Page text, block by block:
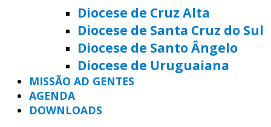
Diocese de Cruz Alta
Diocese de Santa Cruz do Sul
Diocese de Santo Ângelo
Diocese de Uruguaiana
MISSÃO AD GENTES
AGENDA
DOWNLOADS